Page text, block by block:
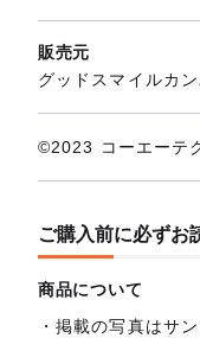
販売元
グッドスマイルカ
©2023 コーエーテ
ご購入前に必ずお
商品について
掲載の写真はサ